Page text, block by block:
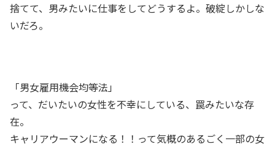
捨てて、男みたいに仕事をしてどうするよ。破綻しかしな
いだろ。
「男女雇用機会均等法」
って、だいたいの女性を不幸にしている、罠みたいな存
在。
キャリアウーマンになる！！って気概のあるごく一部の女